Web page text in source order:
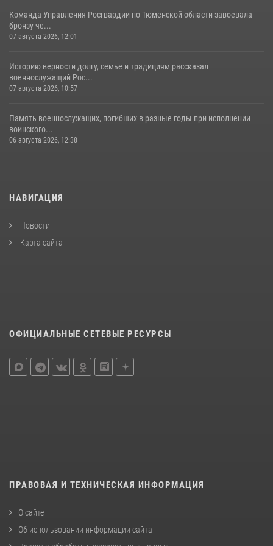
Команда Управления Росгвардии по Тюменской области завоевала
бронзу че...
07 августа 2026, 12:01
Историю верности долгу, семье и традициям рассказал
военнослужащий Рос...
07 августа 2026, 10:57
Память военнослужащих, погибших в разные годы при исполнении
воинского...
06 августа 2026, 12:38
НАВИГАЦИЯ
Новости
Карта сайта
ОФИЦИАЛЬНЫЕ СЕТЕВЫЕ РЕСУРСЫ
ПРАВОВАЯ И ТЕХНИЧЕСКАЯ ИНФОРМАЦИЯ
О сайте
Об использовании информации сайта